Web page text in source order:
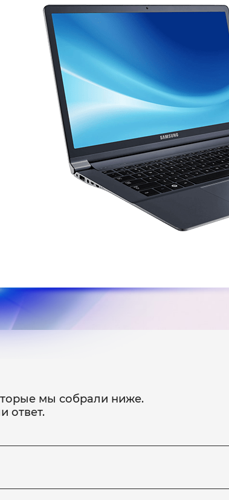
мы собрали ниже.
ответ.
вы можете заказать нашего курьера, который